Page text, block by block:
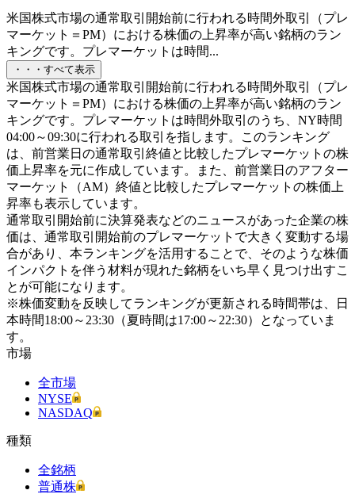
米国株式市場の通常取引開始前に行われる時間外取引（プレ
マーケット＝PM）における株価の上昇率が高い銘柄のラン
キングです。プレマーケットは時間...
・・・すべて表示
米国株式市場の通常取引開始前に行われる時間外取引（プレ
マーケット＝PM）における株価の上昇率が高い銘柄のラン
キングです。プレマーケットは時間外取引のうち、NY時間
04:00～09:30に行われる取引を指します。このランキング
は、前営業日の通常取引終値と比較したプレマーケットの株
価上昇率を元に作成しています。また、前営業日のアフター
マーケット（AM）終値と比較したプレマーケットの株価上
昇率も表示しています。
通常取引開始前に決算発表などのニュースがあった企業の株
価は、通常取引開始前のプレマーケットで大きく変動する場
合があり、本ランキングを活用することで、そのような株価
インパクトを伴う材料が現れた銘柄をいち早く見つけ出すこ
とが可能になります。
※株価変動を反映してランキングが更新される時間帯は、日
本時間18:00～23:30（夏時間は17:00～22:30）となっていま
す。
市場
全市場
NYSE
NASDAQ
種類
全銘柄
普通株